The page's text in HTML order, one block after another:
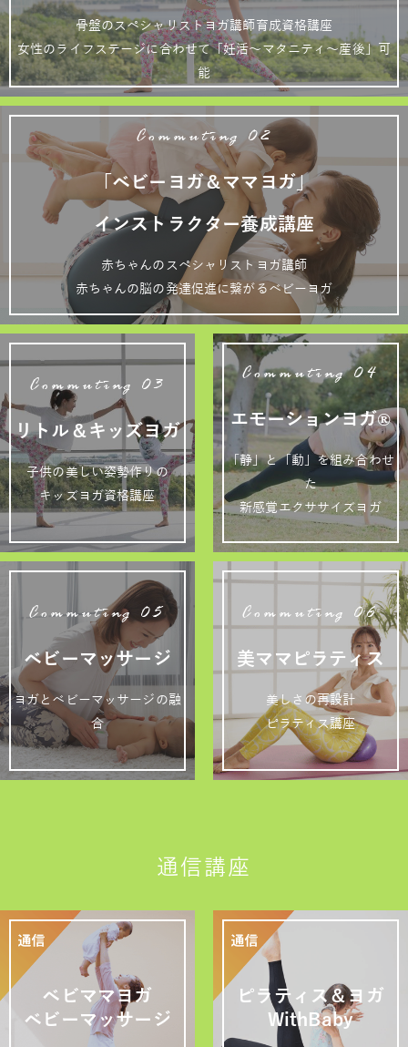
骨盤のスペシャリストヨガ講師育成資格講座
女性のライフステージに合わせて「妊活～マタニティ～産後」可
能
Commuting 02
「ベビーヨガ＆ママヨガ」
インストラクター養成講座
赤ちゃんのスペシャリストヨガ講師
赤ちゃんの脳の発達促進に繋がるベビーヨガ
Commuting 03
リトル＆キッズヨガ
子供の美しい姿勢作りの
キッズヨガ資格講座
Commuting 04
エモーションヨガ®
「静」と「動」を組み合わせ
た
新感覚エクササイズヨガ
Commuting 05
ベビーマッサージ
ヨガとベビーマッサージの融
合
Commuting 06
美ママピラティス
美しさの再設計
ピラティス講座
通信講座
ベビママヨガ
ベビーマッサージ
ピラティス＆ヨガ
WithBaby